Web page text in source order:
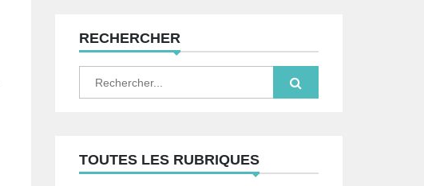
RECHERCHER
a
f
o
TOUTES LES RUBRIQUES